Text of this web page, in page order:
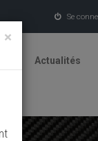
Se
Actualités
×